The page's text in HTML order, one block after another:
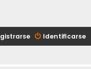
Identificarse